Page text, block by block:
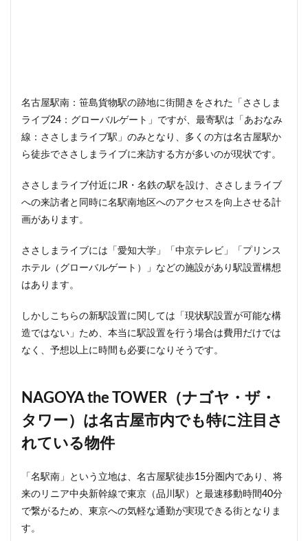
名古屋駅南：笹島貨物駅の跡地に街開きをされた「ささしま
ライブ24：グローバルゲート」ですが、最寄駅は「あおなみ
線：ささしまライブ駅」のみとなり、多くの方は名古屋駅か
ら徒歩でささしまライブに来訪する方が多いのが現状です。
ささしまライブ付近にJR・名鉄の駅を設け、ささしまライブ
への来訪者と同時に名駅南地区へのアクセスを向上させる計
画があります。
ささしまライブには「愛知大学」「中京テレビ」「プリンス
ホテル（グローバルゲート）」などの施設があり駅設置構想
はあります。
しかしこちらの新駅設置に関しては「現状駅設置が可能な構
造ではない」ため、本当に駅設置を行う場合は費用だけでは
なく、予想以上に時間も必要になりそうです。
NAGOYA the TOWER（ナゴヤ・ザ・
タワー）は名古屋市内でも特に注目さ
れている物件
「名駅南」という立地は、名古屋駅徒歩15分圏内であり、将
来のリニア中央新幹線で東京（品川駅）と最速移動時間40分
で繋がるため、東京への気軽な通勤が実現できる街となりま
す。